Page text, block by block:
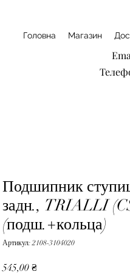
Головна Магазин
Подшипник
задн., TRIALLI
(подш.+кольца)
Артикул: 2108-3104020
545,00 ₴Ціна